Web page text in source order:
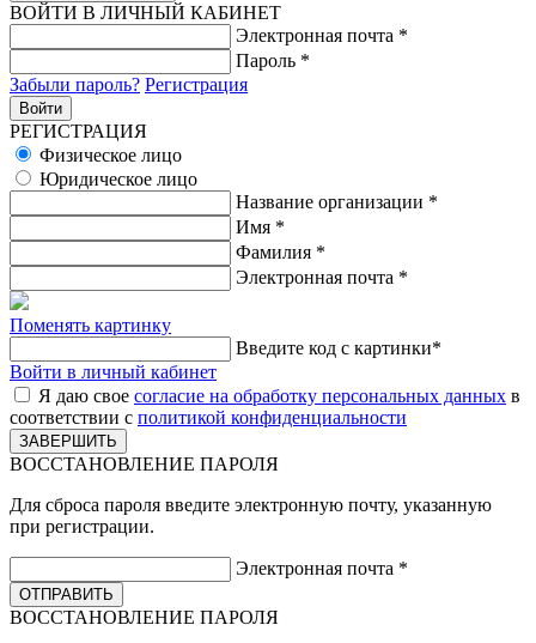
ВОЙТИ В ЛИЧНЫЙ КАБИНЕТ
Электронная почта *
Пароль *
Забыли пароль? Регистрация
РЕГИСТРАЦИЯ
Физическое лицо
Юридическое лицо
Название организации *
Имя *
Фамилия *
Электронная почта *
Поменять картинку
Введите код с картинки*
Войти в личный кабинет
Я даю свое согласие на обработку персональных данных в
соответствии с политикой конфиденциальности
ВОССТАНОВЛЕНИЕ ПАРОЛЯ
Для сброса пароля введите электронную почту, указанную
при регистрации.
Электронная почта *
ВОССТАНОВЛЕНИЕ ПАРОЛЯ